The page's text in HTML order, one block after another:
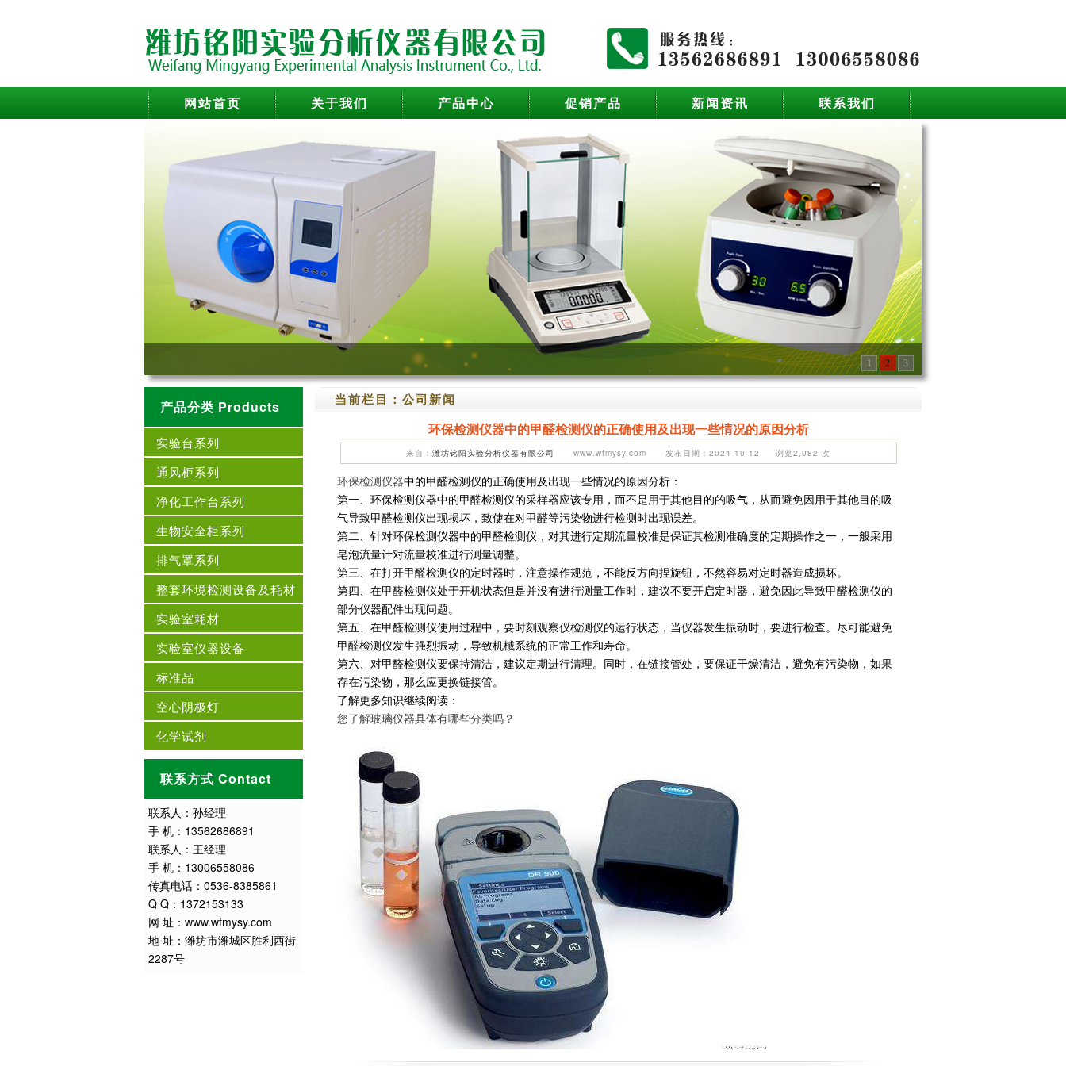
网站首页 关于我们 产品中心 促销产品 新闻资讯 联系我们
1 2 3
产品分类 Products
实验台系列
通风柜系列
净化工作台系列
生物安全柜系列
排气罩系列
整套环境检测设备及耗材
实验室耗材
实验室仪器设备
标准品
空心阴极灯
化学试剂
联系方式 Contact
联系人：孙经理
手 机：13562686891
联系人：王经理
手 机：13006558086
传真电话：0536-8385861
Q Q：1372153133
网 址：www.wfmysy.com
地 址：潍坊市潍城区胜利西街
2287号
当前栏目： 公司新闻
环保检测仪器中的甲醛检测仪的正确使用及出现一些情况的原因分析
来自： 潍坊铭阳实验分析仪器有限公司 www.wfmysy.com 发布日期：2024-10-12 浏览2,082 次
环保检测仪器中的甲醛检测仪的正确使用及出现一些情况的原因分析：
第一、环保检测仪器中的甲醛检测仪的采样器应该专用，而不是用于其他目的的吸气，从而避免因用于其他目的吸
气导致甲醛检测仪出现损坏，致使在对甲醛等污染物进行检测时出现误差。
第二、针对环保检测仪器中的甲醛检测仪，对其进行定期流量校准是保证其检测准确度的定期操作之一，一般采用
皂泡流量计对流量校准进行测量调整。
第三、在打开甲醛检测仪的定时器时，注意操作规范，不能反方向捏旋钮，不然容易对定时器造成损坏。
第四、在甲醛检测仪处于开机状态但是并没有进行测量工作时，建议不要开启定时器，避免因此导致甲醛检测仪的
部分仪器配件出现问题。
第五、在甲醛检测仪使用过程中，要时刻观察仪检测仪的运行状态，当仪器发生振动时，要进行检查。尽可能避免
甲醛检测仪发生强烈振动，导致机械系统的正常工作和寿命。
第六、对甲醛检测仪要保持清洁，建议定期进行清理。同时，在链接管处，要保证干燥清洁，避免有污染物，如果
存在污染物，那么应更换链接管。
了解更多知识继续阅读：
您了解玻璃仪器具体有哪些分类吗？